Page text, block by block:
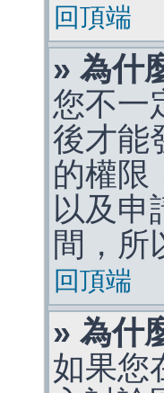
回頂端
» 為什
您不一
後才能
的權限
以及申
間，所
回頂端
» 為什
如果您